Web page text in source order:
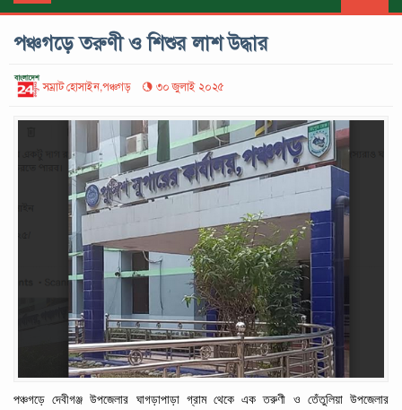
navigation
পঞ্চগড়ে তরুণী ও শিশুর লাশ উদ্ধার
সম্রাট হোসাইন,পঞ্চগড় ৩০ জুলাই ২০২৫
পঞ্চগড়ে দেবীগঞ্জ উপজেলার ঘাগড়াপাড়া গ্রাম থেকে এক তরুণী ও তেঁতুলিয়া উপজেলার